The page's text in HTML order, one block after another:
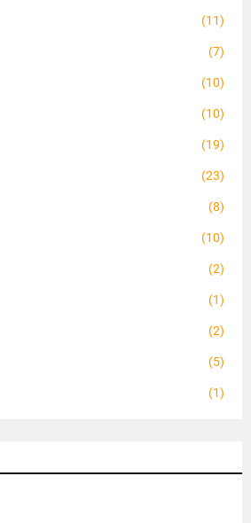
(11)
(7)
(10)
(10)
(19)
(23)
(8)
(10)
(2)
(1)
(2)
(5)
(1)